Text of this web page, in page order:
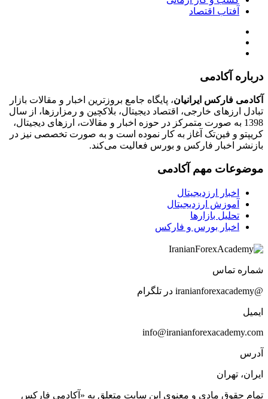
آفتاب اقتصاد
درباره آکادمی
آکادمی فارکس ایرانیان، پایگاه جامع بروزترین اخبار و مقالات بازار
تبادل ارزهای خارجی، اقتصاد دیجیتال، بلاکچین و رمزارزها، از سال
1398 به صورت متمرکز در حوزه اخبار و مقالات، ارزهای‌ دیجیتال،
کریپتو و فین‌تک آغاز به کار نموده است و به صورت تخصصی نیز در
بازنشر اخبار فارکس و بورس فعالیت می‌کند.
موضوعات مهم آکادمی
اخبار ارزدیجیتال
آموزش ارزدیجیتال
تحلیل بازارها
اخبار بورس و فارکس
شماره تماس
@iranianforexacademy در تلگرام
ایمیل
info@iranianforexacademy.com
آدرس
ایران، تهران
تمام حقوق مادی و معنوی این سایت متعلق به «آکادمی فارکس